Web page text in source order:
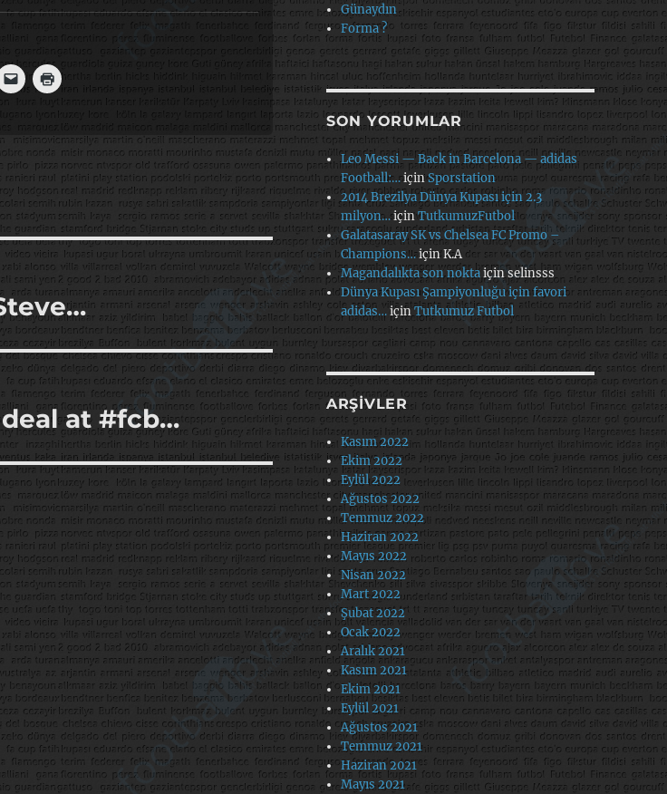
deal at #fcb…
Günaydın
Forma ?
SON YORUMLAR
Leo Messi — Back in Barcelona — adidas
Football:…içinSporstation
2014 Brezilya Dünya Kupası için 2.3
milyon…içinTutkumuzFutbol
Galatasaray SK vs Chelsea FC Promo –
Champions…içinK.A
Magandalıkta son noktaiçinselinsss
Dünya Kupası Şampiyonluğu için favori
adidas…içinTutkumuz Futbol
ARŞIVLER
Kasım 2022
Ekim 2022
Eylül 2022
Ağustos 2022
Temmuz 2022
Haziran 2022
Mayıs 2022
Nisan 2022
Mart 2022
Şubat 2022
Ocak 2022
Aralık 2021
Kasım 2021
Ekim 2021
Eylül 2021
Ağustos 2021
Temmuz 2021
Haziran 2021
Mayıs 2021